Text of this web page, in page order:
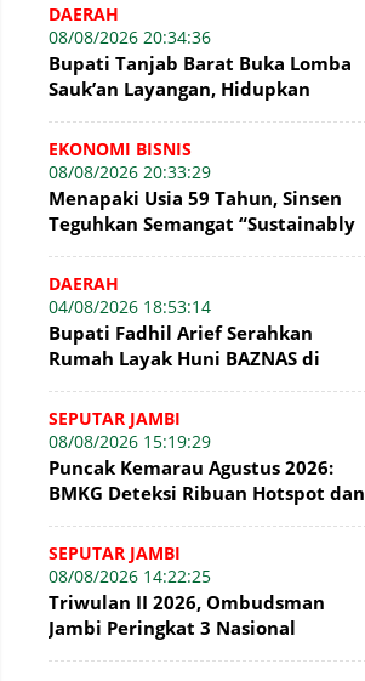
DAERAH
08/08/2026 20:34:36
Bupati Tanjab Barat Buka Lomba
Sauk’an Layangan, Hidupkan
WFC ?
EKONOMI BISNIS
08/08/2026 20:33:29
Menapaki Usia 59 Tahun, Sinsen
Teguhkan Semangat “Sustainably
DAERAH
04/08/2026 18:53:14
Bupati Fadhil Arief Serahkan
Rumah Layak Huni BAZNAS di
SEPUTAR JAMBI
08/08/2026 15:19:29
Puncak Kemarau Agustus 2026:
BMKG Deteksi Ribuan Hotspot dan
SEPUTAR JAMBI
08/08/2026 14:22:25
Triwulan II 2026, Ombudsman
Jambi Peringkat 3 Nasional